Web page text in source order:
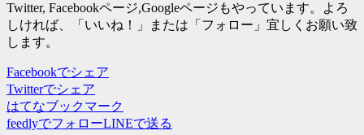
Twitter, Facebookページ,Googleページもやっています。よろ
しければ、「いいね！」または「フォロー」宜しくお願い致
します。
Facebookでシェア
Twitterでシェア
はてなブックマーク
feedlyでフォローLINEで送る